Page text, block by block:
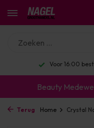
Voor 16:00
Beauty
Terug Home Crystal